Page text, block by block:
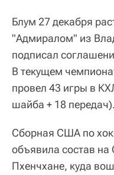
Блум 27 декабря
"Адмиралом" из
подписал
В текущем
провел 43 игры в
шайба + 18 передач).
Сборная США по
объявила состав
Пхенчхане, куда